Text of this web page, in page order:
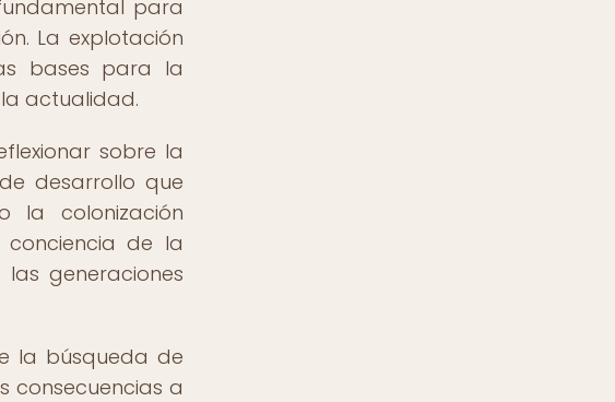
para
La explotación
bases para la
actualidad.
sobre la
desarrollo que
la colonización
de la
generaciones
la búsqueda de
consecuencias a